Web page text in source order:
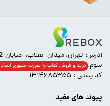
سوم. خرید و فروش کتاب به صورت حضوری انجام‌
کد پستی : ۱۳۱۴۶۸۵۳۵۵
پیوند های مفید